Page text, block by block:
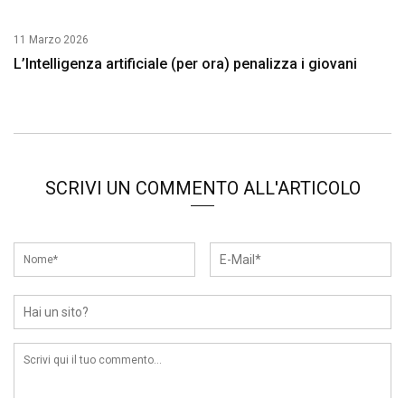
11 Marzo 2026
L’Intelligenza artificiale (per ora) penalizza i giovani
SCRIVI UN COMMENTO ALL'ARTICOLO